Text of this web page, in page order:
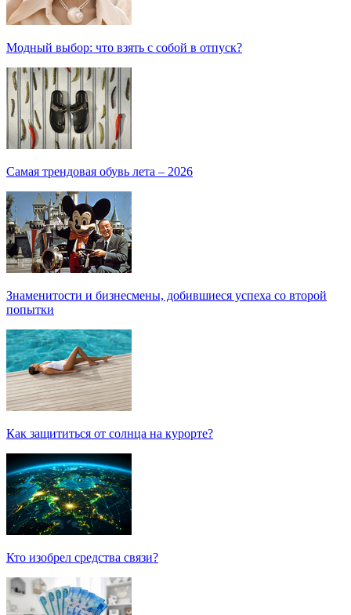
Модный выбор: что взять с собой в отпуск?
Самая трендовая обувь лета – 2026
Знаменитости и бизнесмены, добившиеся успеха со второй
попытки
Как защититься от солнца на курорте?
Кто изобрел средства связи?